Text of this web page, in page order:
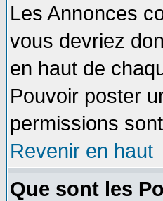
Les Annonces
vous devriez
en haut de
Pouvoir poster
permissions
Revenir en haut
Que sont les